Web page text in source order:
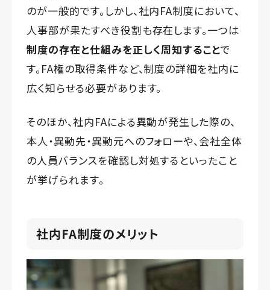
のが一般的です。しかし、社内FA制度において、
人事部が果たすべき役割も存在します。一つは
制度の存在と仕組みを正しく周知することで
す。FA権の取得条件など、制度の詳細を社内に
広く知らせる必要があります。
そのほか、社内FAによる異動が発生した際の、
本人・異動先・異動元へのフォローや、会社全体
の人員バランスを確認し対処するといったこと
が挙げられます。
社内FA制度のメリット